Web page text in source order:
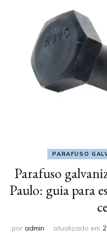
PARAFUSO
Parafuso
Paulo: guia para
por admin atualizado em